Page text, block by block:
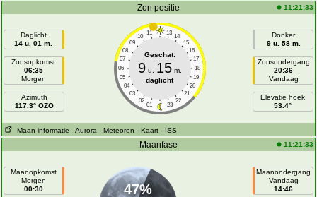
Zon positie 11:21:33
Daglicht
14 u. 01 m.
Zonsopkomst
06:35
Morgen
Azimuth
117.3° OZO
11 13
10
14
09
15
08
16
07
17
06
18
05
19
04
20
03
21
02
22
01 23
Geschat:
9u. 15m.
daglicht
Donker
9 u. 58 m.
Zonsondergang
20:36
Vandaag
Elevatie hoek
53.4°
Maan informatie - Aurora - Meteoren - Kaart - ISS
Maanfase 11:21:33
Maanopkomst
Morgen
00:30
47%
Maanondergang
Vandaag
14:46